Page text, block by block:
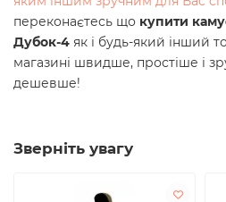
переконаєтесь що купити
Дубок-4 як і будь-який інший
магазині швидше, простіше і
дешевше!
Зверніть увагу